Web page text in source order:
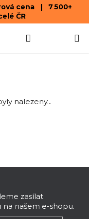
cena | 7 500+
ČR
KOŠÍK
nalezeny...
zasílat
našem e-shopu.